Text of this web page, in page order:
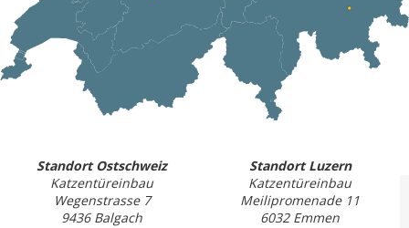
Standort Ostschweiz
Katzentüreinbau
Wegenstrasse 7
9436 Balgach
Standort Luzern
Katzentüreinbau
Meilipromenade 11
6032 Emmen